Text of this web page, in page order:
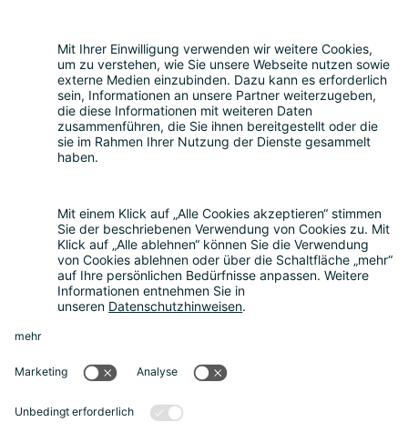
Teilnahme
Themen
Über uns
Rückblick
Kontakt
Sonstiges
Datenschutz